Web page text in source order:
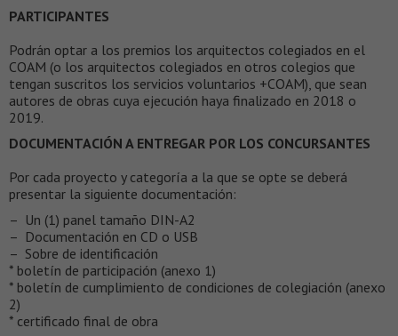
PARTICIPANTES
Podrán optar a los premios los arquitectos colegiados en el
COAM (o los arquitectos colegiados en otros colegios que
tengan suscritos los servicios voluntarios +COAM), que sean
autores de obras cuya ejecución haya finalizado en 2018 o
2019.
DOCUMENTACIÓN A ENTREGAR POR LOS CONCURSANTES
Por cada proyecto y categoría a la que se opte se deberá
presentar la siguiente documentación:
– Un (1) panel tamaño DIN-A2
– Documentación en CD o USB
– Sobre de identificación
* boletín de participación (anexo 1)
* boletín de cumplimiento de condiciones de colegiación (anexo
2)
* certificado final de obra